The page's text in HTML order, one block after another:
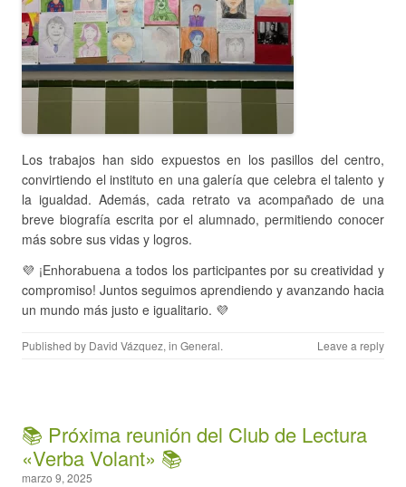
Los trabajos han sido expuestos en los pasillos del centro,
convirtiendo el instituto en una galería que celebra el talento y
la igualdad. Además, cada retrato va acompañado de una
breve biografía escrita por el alumnado, permitiendo conocer
más sobre sus vidas y logros.
💜 ¡Enhorabuena a todos los participantes por su creatividad y
compromiso! Juntos seguimos aprendiendo y avanzando hacia
un mundo más justo e igualitario. 💜
Published by David Vázquez, in General. Leave a reply
📚 Próxima reunión del Club de Lectura
«Verba Volant» 📚
marzo 9, 2025